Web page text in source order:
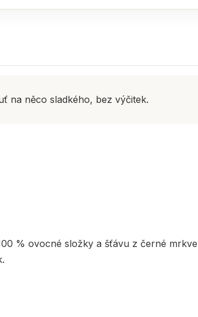
na něco sladkého, bez výčitek.
% ovocné složky a šťávu z černé